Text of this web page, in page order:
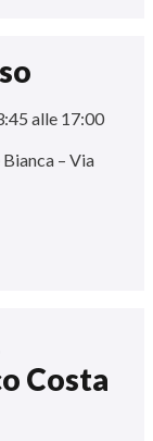
alle 17:00
– Via
Costa